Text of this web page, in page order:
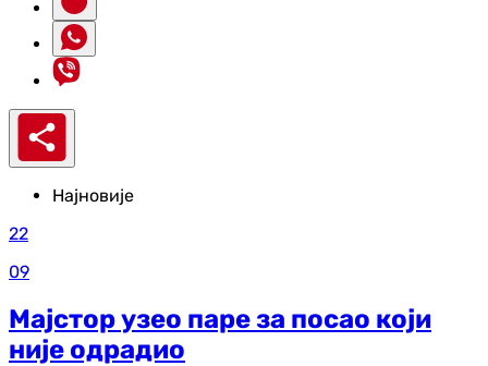
Најновије
22
09
Мајстор узео паре за посао који
није одрадио